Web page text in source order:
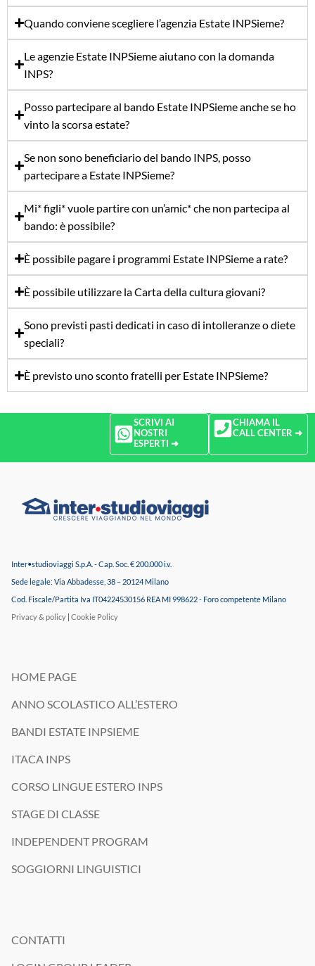
Quando conviene scegliere l’agenzia Estate INPSieme?
Le agenzie Estate INPSieme aiutano con la domanda
INPS?
Posso partecipare al bando Estate INPSieme anche se ho
vinto la scorsa estate?
Se non sono beneficiario del bando INPS, posso
partecipare a Estate INPSieme?
Mi* figli* vuole partire con un’amic* che non partecipa al
bando: è possibile?
È possibile pagare i programmi Estate INPSieme a rate?
È possibile utilizzare la Carta della cultura giovani?
Sono previsti pasti dedicati in caso di intolleranze o diete
speciali?
È previsto uno sconto fratelli per Estate INPSieme?
SCRIVI AI
NOSTRI
ESPERTI ➜
CHIAMA IL
CALL CENTER ➜
Inter•studioviaggi S.p.A. - Cap. Soc. € 200.000 i.v.
Sede legale: Via Abbadesse, 38 – 20124 Milano
Cod. Fiscale/Partita Iva IT04224530156 REA MI 998622 - Foro competente Milano
Privacy & policy | Cookie Policy
HOME PAGE
ANNO SCOLASTICO ALL’ESTERO
BANDI ESTATE INPSIEME
ITACA INPS
CORSO LINGUE ESTERO INPS
STAGE DI CLASSE
INDEPENDENT PROGRAM
SOGGIORNI LINGUISTICI
CONTATTI